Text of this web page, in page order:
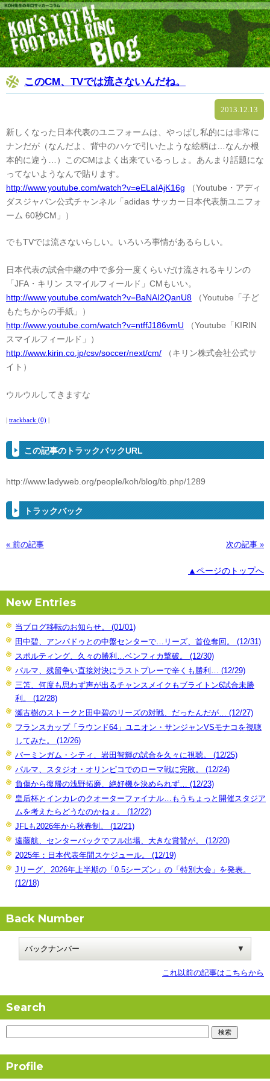
このCM、TVでは流さないんだね。
2013.12.13
新しくなった日本代表のユニフォームは、やっぱし私的には非常に
ナンだが（なんだよ、背中のハケで引いたような絵柄は…なんか根
本的に違う…）このCMはよく出来ているっしょ。あんまり話題にな
ってないようなんで貼ります。
http://www.youtube.com/watch?v=eELaIAjK16g （Youtube・アディ
ダスジャパン公式チャンネル「adidas サッカー日本代表新ユニフォ
ーム 60秒CM」）
でもTVでは流さないらしい。いろいろ事情があるらしい。
日本代表の試合中継の中で多分一度くらいだけ流されるキリンの
「JFA・キリン スマイルフィールド」CMもいい。
http://www.youtube.com/watch?v=BaNAI2QanU8 （Youtube「子ど
もたちからの手紙」）
http://www.youtube.com/watch?v=ntffJ186vmU （Youtube「KIRIN
スマイルフィールド」）
http://www.kirin.co.jp/csv/soccer/next/cm/ （キリン株式会社公式サ
イト）
ウルウルしてきますな
| trackback (0) |
この記事のトラックバックURL
http://www.ladyweb.org/people/koh/blog/tb.php/1289
トラックバック
« 前の記事 次の記事 »
▲ページのトップへ
New Entries
当ブログ移転のお知らせ。 (01/01)
田中碧、アンパドゥとの中盤センターで…リーズ、首位奪回。 (12/31)
スポルティング、久々の勝利…ベンフィカ撃破。 (12/30)
パルマ、残留争い直接対決にラストプレーで辛くも勝利… (12/29)
三笘、何度も思わず声が出るチャンスメイクもブライトン6試合未勝
利。 (12/28)
瀬古樹のストークと田中碧のリーズの対戦、だったんだが… (12/27)
フランスカップ「ラウンド64」ユニオン・サンジャンVSモナコを視聴
してみた。 (12/26)
バーミンガム・シティ、岩田智輝の試合を久々に視聴。 (12/25)
パルマ、スタジオ・オリンピコでのローマ戦に完敗。 (12/24)
負傷から復帰の浅野拓磨、絶好機を決められず… (12/23)
皇后杯とインカレのクオーターファイナル…もうちょっと開催スタジア
ムを考えたらどうなのかねぇ。 (12/22)
JFLも2026年から秋春制。 (12/21)
遠藤航、センターバックでフル出場、大きな賞賛が。 (12/20)
2025年：日本代表年間スケジュール。 (12/19)
Jリーグ、2026年上半期の「0.5シーズン」の「特別大会」を発表。
(12/18)
Back Number
これ以前の記事はこちらから
Search
Profile